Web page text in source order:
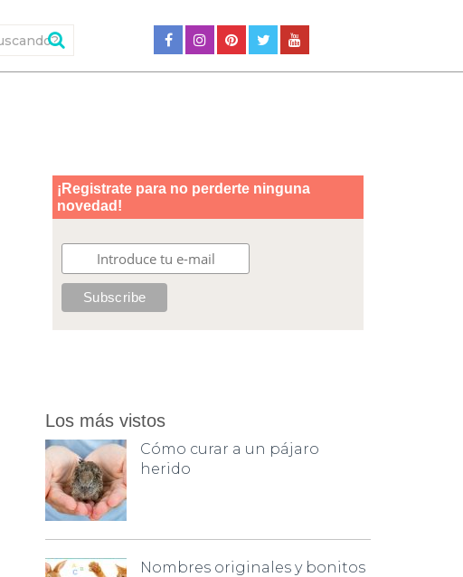
Los más vistos
Cómo curar a un pájaro
herido
Nombres originales y bonitos